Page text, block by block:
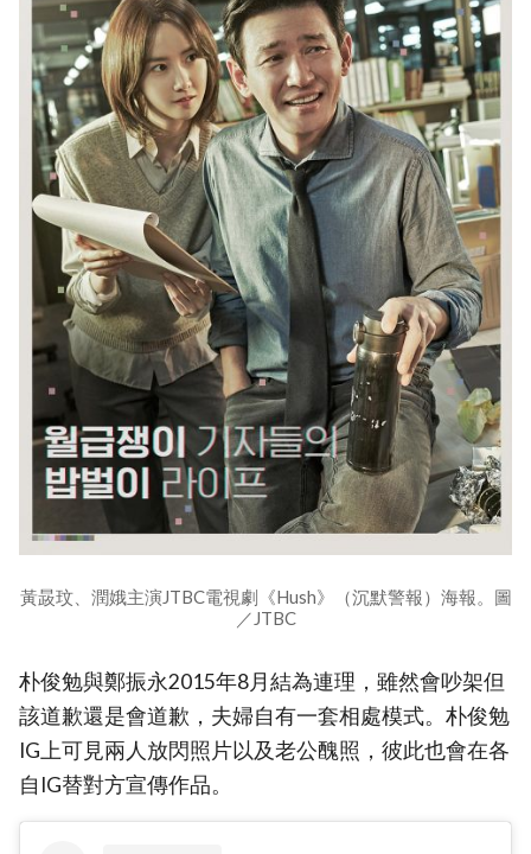
黃晸玟、潤娥主演JTBC電視劇《Hush》（沉默警報）海報。圖
／JTBC
朴俊勉與鄭振永2015年8月結為連理，雖然會吵架但
該道歉還是會道歉，夫婦自有一套相處模式。朴俊勉
IG上可見兩人放閃照片以及老公醜照，彼此也會在各
自IG替對方宣傳作品。